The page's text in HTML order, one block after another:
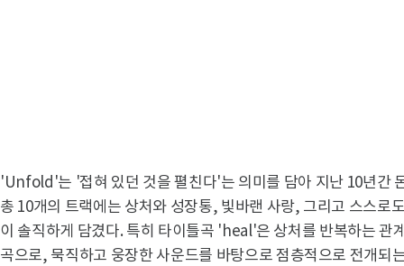
'Unfold'는 '접혀 있던 것을 펼친다'는 의미를 담아 지난 10년간
총 10개의 트랙에는 상처와 성장통, 빛바랜 사랑, 그리고 스스로
이 솔직하게 담겼다. 특히 타이틀곡 'heal'은 상처를 반복하는 관
곡으로, 묵직하고 웅장한 사운드를 바탕으로 점층적으로 전개되